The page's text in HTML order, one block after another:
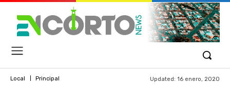
Local Principal Updated: 16 enero, 2020